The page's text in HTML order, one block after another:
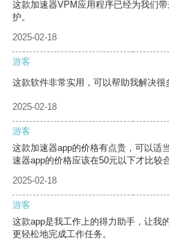
这款加速器VPM应用程序已经为我们
护。
2025-02-18
游客
这款软件非常实用，可以帮助我解决很
2025-02-18
游客
这款加速器app的价格有点贵，可以适
速器app的价格应该在50元以下才比较
2025-02-18
游客
这款app是我工作上的得力助手，让我
更轻松地完成工作任务。